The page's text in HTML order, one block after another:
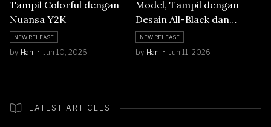
Tampil Colorful dengan
Nuansa Y2K
NEW RELEASE
by Han Jun 10, 2026
Model, Tampil dengan
Desain All-Black dan
Limited Edition
NEW RELEASE
by Han Jun 11, 2026
LATEST ARTICLES